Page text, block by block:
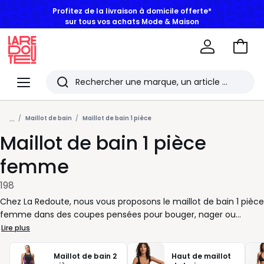
Menu
Redoute
Rechercher
Les
derniers
articles
consultés
Aller
... Maillot de bain Maillot de bain 1 pièce
Maillot de bain 1 pièce
femme
198
Chez La Redoute, nous vous proposons le maillot de bain 1 pièce
femme dans des coupes pensées pour bouger, nager ou
simplement profiter du soleil avec aisance. Décolleté droit, dos
nageur, bretelles larges, version gainante ou plus épurée : à
vous de choisir selon votre maintien préféré et votre style. Pour
Lire plus
Maillot de bain 2
Haut de maillot